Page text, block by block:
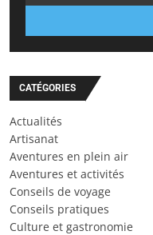
CATÉGORIES
Actualités
Artisanat
Aventures en plein air
Aventures et activités
Conseils de voyage
Conseils pratiques
Culture et gastronomie